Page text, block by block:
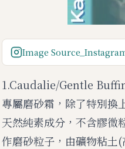
Image
1.Caudalie/Gentle
專屬磨砂霜，除了特別換
天然純素成分，不含膠微
作磨砂粒子，由礦物粘土